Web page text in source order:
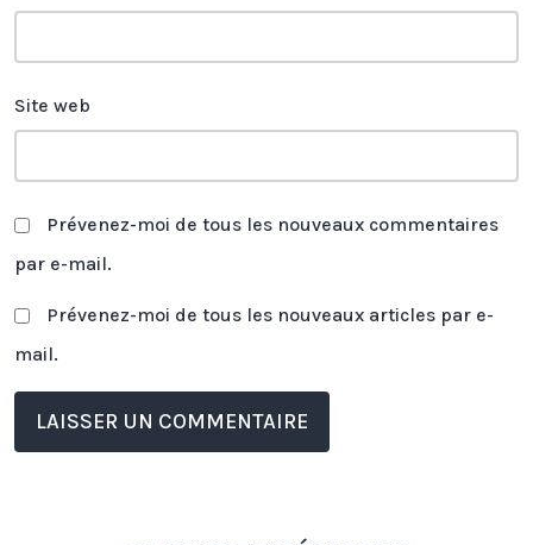
Site web
Prévenez-moi de tous les nouveaux commentaires
par e-mail.
Prévenez-moi de tous les nouveaux articles par e-
mail.